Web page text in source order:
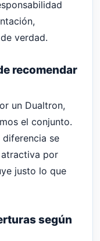
verdad.
recomendar
un Dualtron,
el conjunto.
diferencia se
por
justo lo que
según